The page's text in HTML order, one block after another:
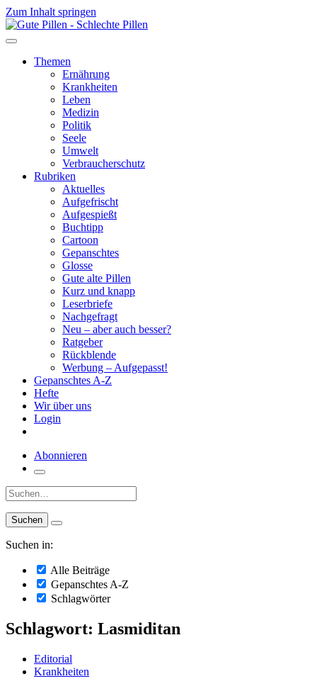
Zum Inhalt springen
Themen
Ernährung
Krankheiten
Leben
Medizin
Politik
Seele
Umwelt
Verbraucherschutz
Rubriken
Aktuelles
Aufgefrischt
Aufgespießt
Buchtipp
Cartoon
Gepanschtes
Glosse
Gute alte Pillen
Kurz und knapp
Leserbriefe
Nachgefragt
Neu – aber auch besser?
Ratgeber
Rückblende
Werbung – Aufgepasst!
Gepanschtes A-Z
Hefte
Wir über uns
Login
Abonnieren
Suche:
Suchen in:
Alle Beiträge
Gepanschtes A-Z
Schlagwörter
Schlagwort: Lasmiditan
Editorial
Krankheiten